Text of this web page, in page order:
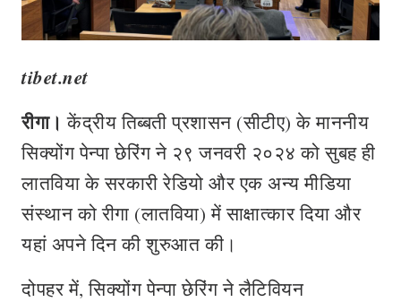
tibet.net
रीगा। केंद्रीय तिब्बती प्रशासन (सीटीए) के माननीय
सिक्योंग पेन्पा छेरिंग ने २९ जनवरी २०२४ को सुबह ही
लातविया के सरकारी रेडियो और एक अन्‍य मीडिया
संस्‍थान को रीगा (लातविया) में साक्षात्कार दिया और
यहां अपने दिन की शुरुआत की।
दोपहर में, सिक्योंग पेन्पा छेरिंग ने लैटिवियन